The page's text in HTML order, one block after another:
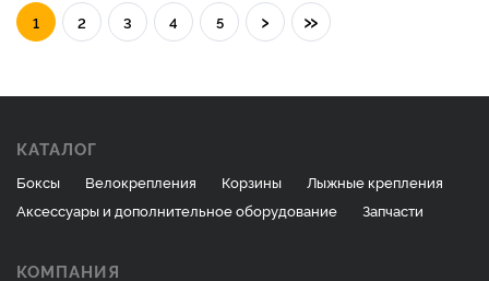
1 2 3 4 5 › »
КАТАЛОГ
Боксы Велокрепления Корзины
Лыжные крепления
Аксессуары и дополнительное оборудование
Запчасти
КОМПАНИЯ